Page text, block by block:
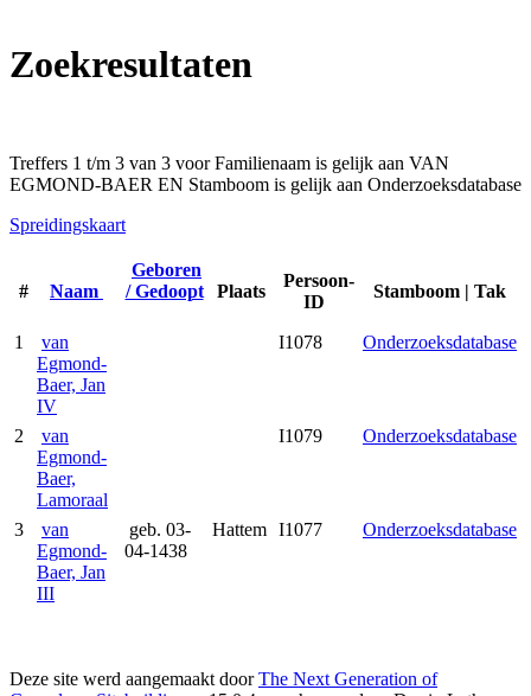
Zoekresultaten
Treffers 1 t/m 3 van 3 voor Familienaam is gelijk aan VAN
EGMOND-BAER EN Stamboom is gelijk aan Onderzoeksdatabase
Spreidingskaart
# Naam
Geboren
/ Gedoopt
Plaats
Persoon-
ID
Stamboom | Tak
1
van
Egmond-
Baer, Jan
IV
I1078 Onderzoeksdatabase
2
van
Egmond-
Baer,
Lamoraal
I1079 Onderzoeksdatabase
3
van
Egmond-
Baer, Jan
III
geb. 03-
04-1438
Hattem I1077 Onderzoeksdatabase
Deze site werd aangemaakt doorThe Next Generation of